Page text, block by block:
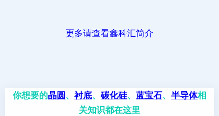
更多请查看鑫科汇简介
你想要的晶圆 、衬底、 碳化硅、 蓝宝石、 半导体相
关知识都在这里